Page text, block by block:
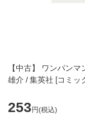
【中古】 ワンパン
雄介 / 集英社 [コミッ
253円(税込)